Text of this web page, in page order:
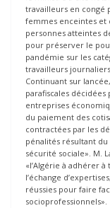
travailleurs en congé
femmes enceintes et
personnes atteintes
pour préserver le
pandémie sur les
travailleurs
Continuant sur
parafiscales décidées
entreprises
du paiement des
contractées par les
pénalités résultant
sécurité sociale». M.
«l’Algérie à adhérer
l’échange
réussies pour faire
socioprofessionnels».